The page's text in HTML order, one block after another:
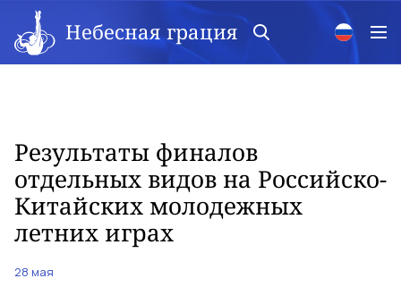
Небесная грация
Результаты финалов
отдельных видов на Российско-
Китайских молодежных
летних играх
28 мая